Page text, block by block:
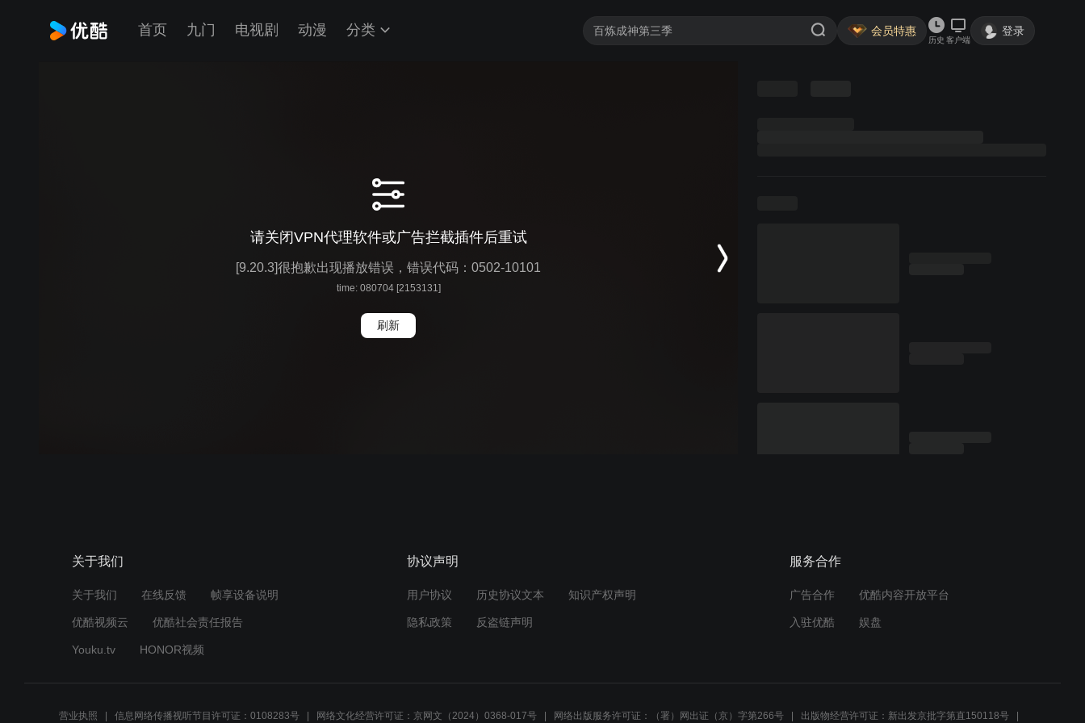
首页 九门 电视剧 动漫 分类 会员特惠
历史 客户端
登录
请关闭VPN代理软件或广告拦截插件后重试
[9.20.3]很抱歉出现播放错误，错误代码：0502-10101
time: 080704 [2153131]
刷新
关于我们
关于我们 在线反馈 帧享设备说明
优酷视频云 优酷社会责任报告
Youku.tv HONOR视频
协议声明
用户协议 历史协议文本 知识产权声明
隐私政策 反盗链声明
服务合作
广告合作 优酷内容开放平台
入驻优酷 娱盘
营业执照 信息网络传播视听节目许可证：0108283号 网络文化经营许可证：京网文（2024）0368-017号 网络出版服务许可证：（署）网出证（京）字第266号 出版物经营许可证：新出发京批字第直150118号